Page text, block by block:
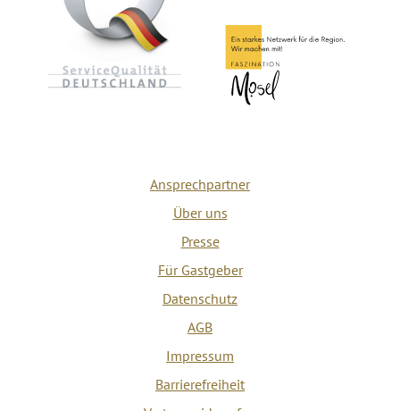
Ansprechpartner
Über uns
Presse
Für Gastgeber
Datenschutz
AGB
Impressum
Barrierefreiheit